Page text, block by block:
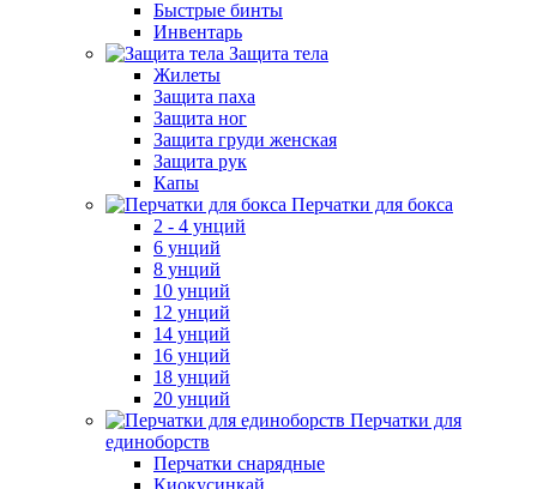
Быстрые бинты
Инвентарь
Защита тела
Жилеты
Защита паха
Защита ног
Защита груди женская
Защита рук
Капы
Перчатки для бокса
2 - 4 унций
6 унций
8 унций
10 унций
12 унций
14 унций
16 унций
18 унций
20 унций
Перчатки для
единоборств
Перчатки снарядные
Киокусинкай